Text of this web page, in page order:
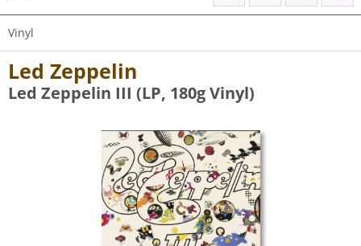
Vinyl
Led Zeppelin
Led Zeppelin III (LP, 180g Vinyl)